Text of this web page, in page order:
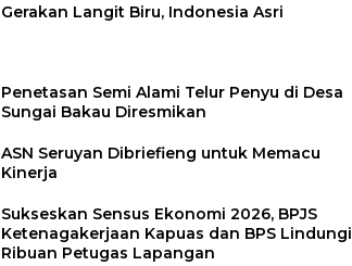
Gerakan Langit Biru, Indonesia Asri
Penetasan Semi Alami Telur Penyu di Desa
Sungai Bakau Diresmikan
ASN Seruyan Dibriefieng untuk Memacu
Kinerja
Sukseskan Sensus Ekonomi 2026, BPJS
Ketenagakerjaan Kapuas dan BPS Lindungi
Ribuan Petugas Lapangan